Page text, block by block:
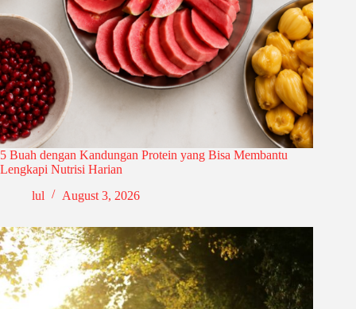
5 Buah dengan Kandungan Protein yang Bisa Membantu
Lengkapi Nutrisi Harian
lul
August 3, 2026